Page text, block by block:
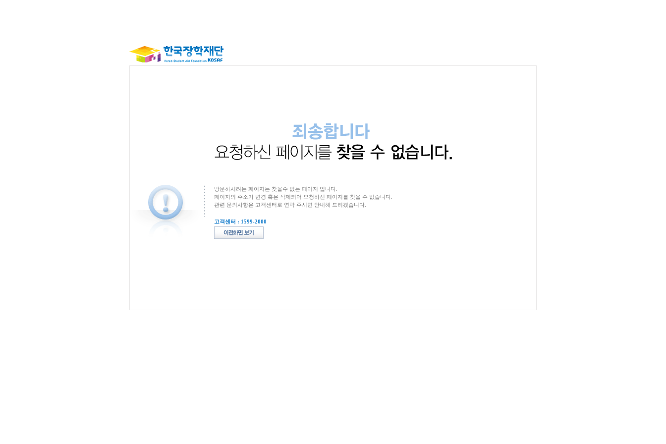
방문하시려는 페이지는 찾을수 없는 페이지 입니다.
페이지의 주소가 변경 혹은 삭제되어 요청하신 페이지를 찾을 수 없습니다.
관련 문의사항은 고객센터로 연락 주시면 안내해 드리겠습니다.
고객센터 : 1599-2000